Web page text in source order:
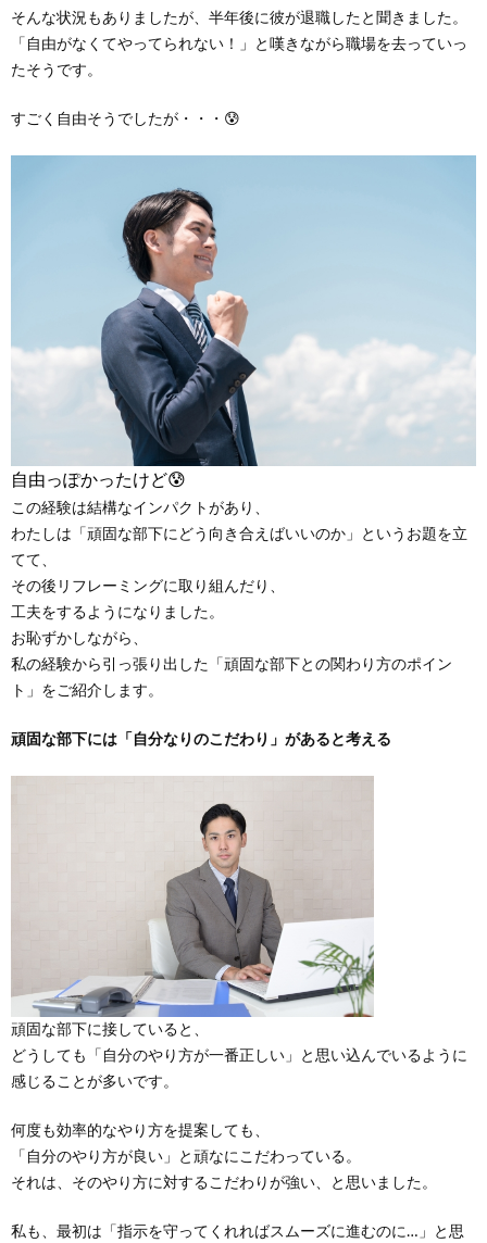
そんな状況もありましたが、半年後に彼が退職したと聞きました。
「自由がなくてやってられない！」と嘆きながら職場を去っていっ
たそうです。
すごく自由そうでしたが・・・😰
自由っぽかったけど😰
この経験は結構なインパクトがあり、
わたしは「頑固な部下にどう向き合えばいいのか」というお題を立
てて、
その後リフレーミングに取り組んだり、
工夫をするようになりました。
お恥ずかしながら、
私の経験から引っ張り出した「頑固な部下との関わり方のポイン
ト」をご紹介します。
頑固な部下には「自分なりのこだわり」があると考える
頑固な部下に接していると、
どうしても「自分のやり方が一番正しい」と思い込んでいるように
感じることが多いです。
何度も効率的なやり方を提案しても、
「自分のやり方が良い」と頑なにこだわっている。
それは、そのやり方に対するこだわりが強い、と思いました。
私も、最初は「指示を守ってくれればスムーズに進むのに…」と思